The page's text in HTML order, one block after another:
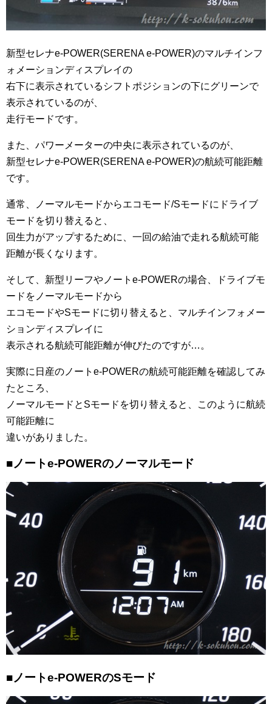
新型セレナe-POWER(SERENA e-POWER)のマルチインフ
ォメーションディスプレイの
右下に表示されているシフトポジションの下にグリーンで
表示されているのが、
走行モードです。
また、パワーメーターの中央に表示されているのが、
新型セレナe-POWER(SERENA e-POWER)の航続可能距離
です。
通常、ノーマルモードからエコモード/Sモードにドライブ
モードを切り替えると、
回生力がアップするために、一回の給油で走れる航続可能
距離が長くなります。
そして、新型リーフやノートe-POWERの場合、ドライブモ
ードをノーマルモードから
エコモードやSモードに切り替えると、マルチインフォメー
ションディスプレイに
表示される航続可能距離が伸びたのですが…。
実際に日産のノートe-POWERの航続可能距離を確認してみ
たところ、
ノーマルモードとSモードを切り替えると、このように航続
可能距離に
違いがありました。
■ノートe-POWERのノーマルモード
■ノートe-POWERのSモード